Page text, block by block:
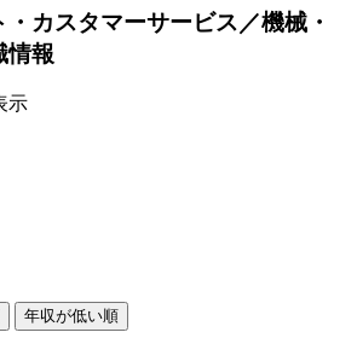
カスタマーサービス／機械・
情報
示
年収が低い順